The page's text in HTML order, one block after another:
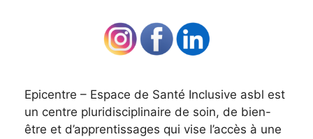
Epicentre – Espace de Santé Inclusive asbl est
un centre pluridisciplinaire de soin, de bien-
être et d’apprentissages qui vise l’accès à une